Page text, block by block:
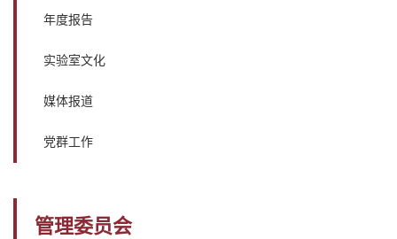
年度报告
实验室文化
媒体报道
党群工作
管理委员会